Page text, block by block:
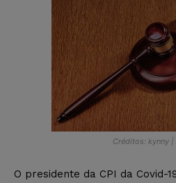
Créditos: kynny
O presidente da CPI da Covid-